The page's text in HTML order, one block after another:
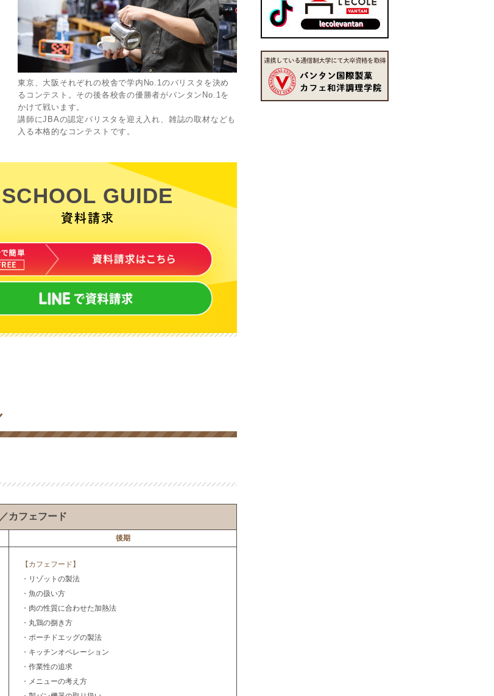
東京、大阪それぞれの校舎で学内No.1のバリスタを決め
るコンテスト。その後各校舎の優勝者がバンタンNo.1を
かけて戦います。
講師にJBAの認定バリスタを迎え入れ、雑誌の取材なども
入る本格的なコンテストです。
SCHOOL GUIDE
資料請求
カフェフード
後期
【カフェフード】
・ リゾットの製法
・ 魚の扱い方
・ 肉の性質に合わせた加熱法
・ 丸鶏の捌き方
・ ポーチドエッグの製法
・ キッチンオペレーション
・ 作業性の追求
・ メニューの考え方